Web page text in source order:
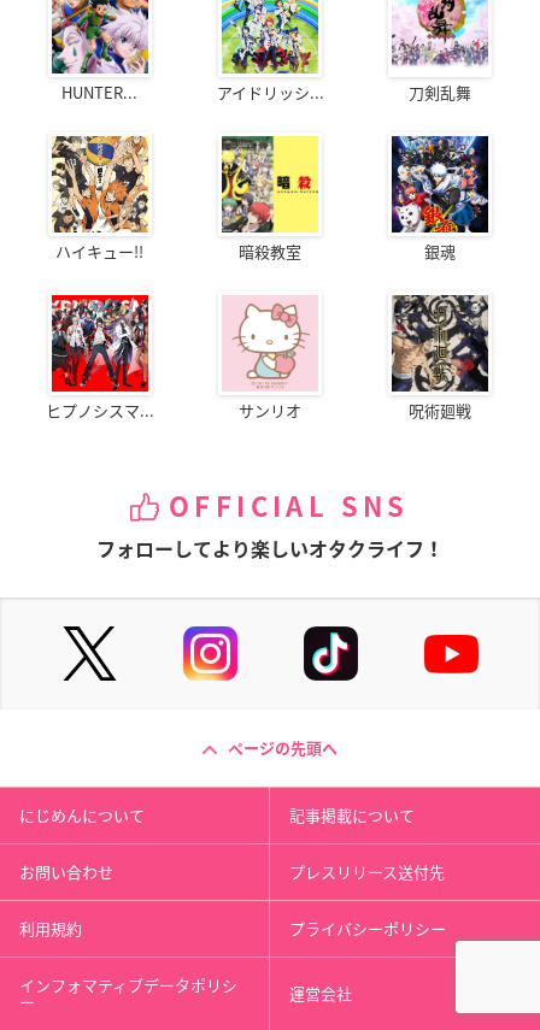
HUNTER... アイドリッシ... 刀剣乱舞
ハイキュー!! 暗殺教室 銀魂
ヒプノシスマ... サンリオ 呪術廻戦
OFFICIAL SNS
フォローしてより楽しいオタクライフ！
ページの先頭へ
にじめんについて 記事掲載について
お問い合わせ プレスリリース送付先
利用規約 プライバシーポリシー
インフォマティブデータポリシ
ー 運営会社